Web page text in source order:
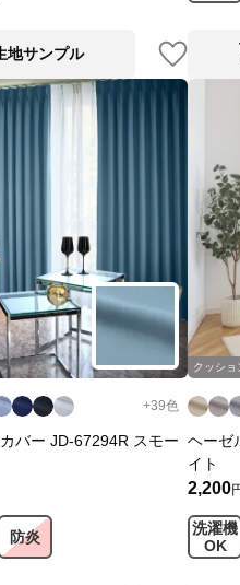
地サンプル
+39色
バー JD-67294R スモー
防炎
クッショ
ヘーゼ
イト
2,200
洗濯機
OK